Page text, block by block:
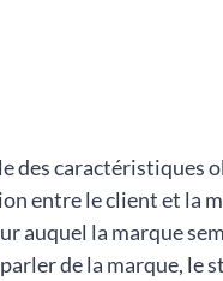
des caractéristiques
entre le client et la
auquel la marque
de la marque, le